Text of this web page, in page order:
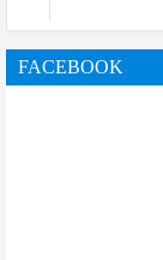
FACEBOOK